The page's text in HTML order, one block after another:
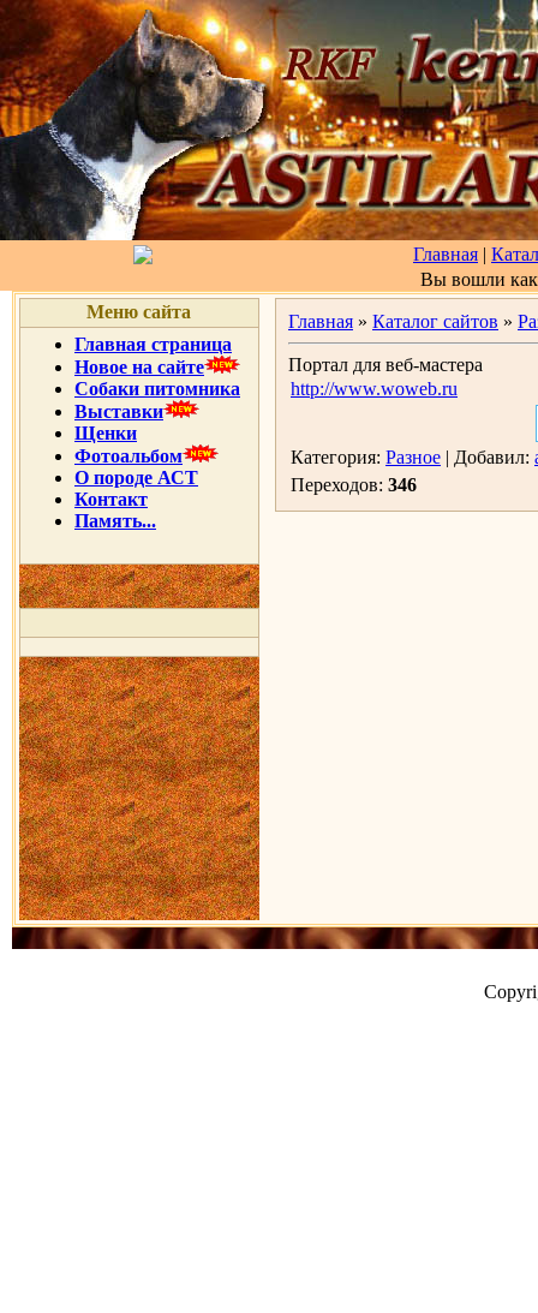
Главная |
Вы вошли
Меню сайта
Главная страница
Новое на сайте
Собаки питомника
Выставки
Щенки
Фотоальбом
О породе АСТ
Контакт
Память...
Главная » Каталог сайтов »
Портал для веб-мастера
http://www.woweb.ru
Категория: Разное | Добавил:
Переходов: 346